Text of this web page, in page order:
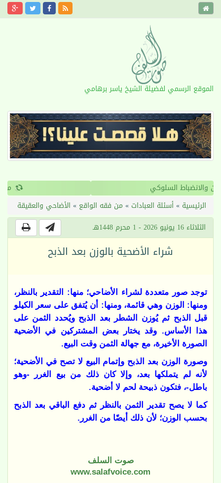
الموقع الرسمي لفضيلة الشيخ ياسر برهامي
‹
›
الرئيسية »أسئلة العبادات » من فقه الواقع » الأضاحي والعقيقة
الثلاثاء 16 يونيو 2026 - 1 محرم 1448هـ
شراء الأضحية بالوزن بعد الذبح
توجد صور متعددة لشراء الأضاحي؛ منها: التقدير بالنظر،
ومنها: الوزن وهي قائمة، ومنها: أن يُتفق على سعر الكيلو
قبل الذبح ثم يُوزن الشطر بعد الذبح ويُحدد الثمن على
هذا الأساس. وقد يختار بعض المشتركين في الأضحية
الصورة الأخيرة، مع جهالة الثمن وقت البيع.
وصورة الوزن بعد الذبح وإتمام البيع لا تصح في الأضحية؛
لأنه لم يتملكها بعد، وإلا كان ذلك من بيع الغرر -وهو
باطل-، فتكون ذبيحة لحم لا أضحية.
كما لا يصح تقدير الثمن بالنظر ثم دفع الباقي بعد الذبح
بحسب الوزن؛ لأن ذلك أيضًا من الغرر.
صوت السلف
www.salafvoice.com